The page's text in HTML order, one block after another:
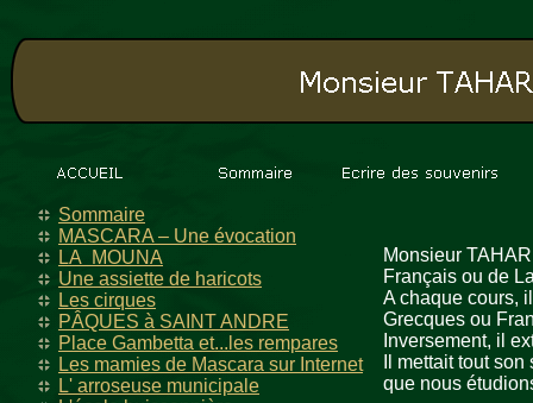
Sommaire
MASCARA – Une évocation
LA MOUNA
Une assiette de haricots
Les cirques
PÂQUES à SAINT ANDRE
Place Gambetta et...les rempares
Les mamies de Mascara sur Internet
L' arroseuse municipale
Monsieur
Français ou de
A chaque cours,
Grecques ou
Inversement, il
Il mettait tout
que nous